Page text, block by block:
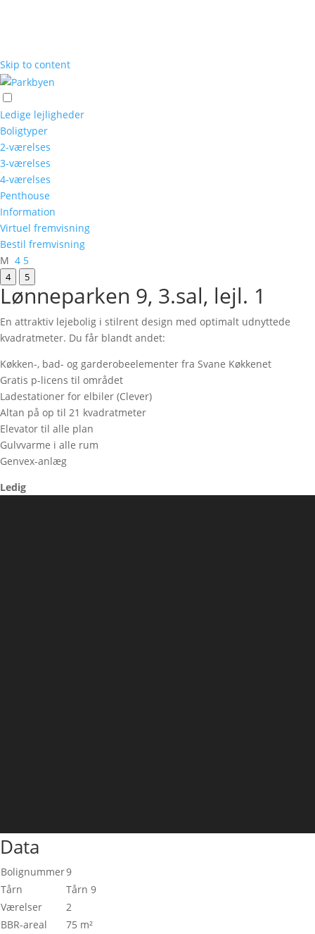
Skip to content
Ledige lejligheder
Boligtyper
2-værelses
3-værelses
4-værelses
Penthouse
Information
Virtuel fremvisning
Bestil fremvisning
M 4 5
4 5
Lønneparken 9, 3.sal, lejl. 1
En attraktiv lejebolig i stilrent design med optimalt udnyttede
kvadratmeter. Du får blandt andet:
Køkken-, bad- og garderobeelementer fra Svane Køkkenet
Gratis p-licens til området
Ladestationer for elbiler (Clever)
Altan på op til 21 kvadratmeter
Elevator til alle plan
Gulvvarme i alle rum
Genvex-anlæg
Ledig
Data
Bolignummer9
Tårn
Tårn 9
Værelser
2
BBR-areal
75 m²